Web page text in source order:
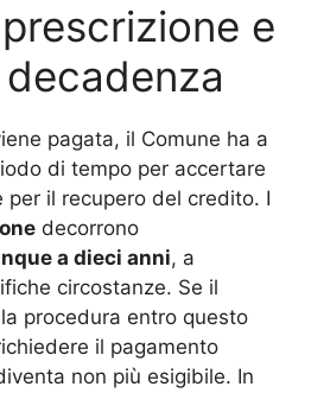
e
pagata, il Comune ha a
di tempo per accertare
per il recupero del credito. I
decorrono
a dieci anni, a
circostanze. Se il
procedura entro questo
il pagamento
non più esigibile. In